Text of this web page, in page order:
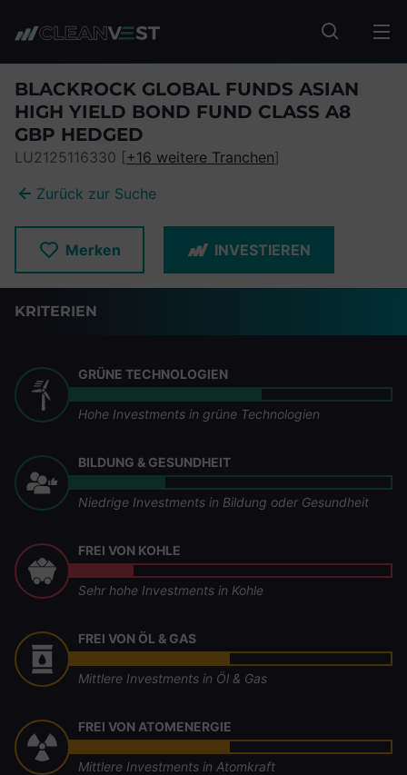
Fonds
BLACKROCK GLOBAL FUNDS ASIAN
HIGH YIELD BOND FUND CLASS A8
GBP HEDGED
LU2125116330 [+16 weitere Tranchen]
Zurück zur Suche
Merken INVESTIEREN
KRITERIEN
GRÜNE TECHNOLOGIEN
Hohe Investments in grüne Technologien
BILDUNG & GESUNDHEIT
Niedrige Investments in Bildung oder Gesundheit
FREI VON KOHLE
Sehr hohe Investments in Kohle
FREI VON ÖL & GAS
Mittlere Investments in Öl & Gas
FREI VON ATOMENERGIE
Mittlere Investments in Atomkraft